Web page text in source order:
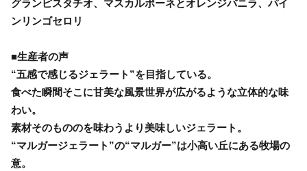
グランピスタチオ、マスカルポーネとオレンジバニラ、パイ
ンリンゴセロリ
■生産者の声
“五感で感じるジェラート”を目指している。
食べた瞬間そこに甘美な風景世界が広がるような立体的な味
わい。
素材そのもののを味わうより美味しいジェラート。
“マルガージェラート”の“マルガー”は小高い丘にある牧場の
意。